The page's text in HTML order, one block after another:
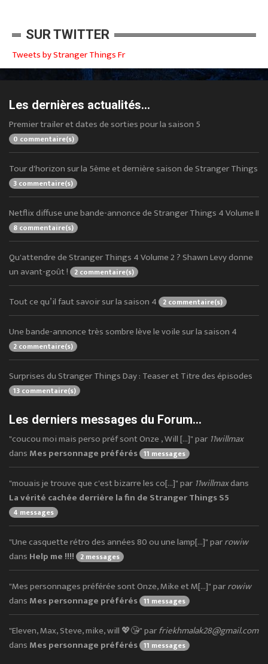
SUR TWITTER
Tweets by Stranger Things Fr
Les dernières actualités...
Premier trailer et dates de sorties pour la saison 5
0 commentaire(s)
Tour d'horizon sur la 5ème et dernière saison de Stranger Things
3 commentaire(s)
Netflix diffuse une bande-annonce de Stranger Things 4 Volume II
8 commentaire(s)
Qu'attendre de Stranger Things 4 Volume 2 ? Shawn Levy donne
un avant-goût ! 2 commentaire(s)
Tout ce qu’il faut savoir sur la saison 4 2 commentaire(s)
Une bande-annonce très sombre lève le voile sur la saison 4
2 commentaire(s)
Surprises du Stranger Things Day : Teaser et Titre des épisodes
13 commentaire(s)
Les derniers messages du Forum...
"coucou moi mais perso préf sont Onze , Will [...]" par 11willmax
dans Mes personnage préférés 11 messages
"mouais je trouve que c'est bizarre les co[...]" par 11willmaxdans
La vérité cachée derrière la fin de Stranger Things S5
4 messages
"Une casquette rétro des années 80 ou une lamp[...]" parrowiw
dans Help me !!!! 2 messages
"Mes personnages préférée sont Onze, Mike et M[...]" parrowiw
dans Mes personnage préférés 11 messages
"Eleven, Max, Steve, mike, will 💖😘" parfriekhmalak28@gmail.com
dans Mes personnage préférés 11 messages